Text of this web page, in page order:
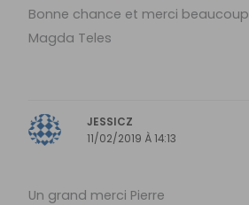
Bonne chance et merci beaucoup
Magda Teles
JESSICZ
11/02/2019 À 14:13
Un grand merci Pierre